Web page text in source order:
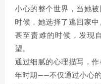
小心的整个世界，当她
时候，她选择了逃回家
甚至责难的时候，发现
望。
通过细腻的心理描写，
年时期——不仅通过小心